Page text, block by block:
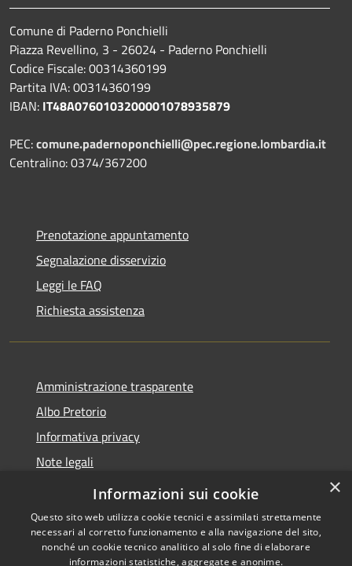
Comune di Paderno Ponchielli
Piazza Revellino, 3 - 26024 - Paderno Ponchielli
Codice Fiscale: 00314360199
Partita IVA: 00314360199
IBAN: IT48A0760103200001078935879
PEC:comune.padernoponchielli@pec.regione.lombardia.it
Centralino: 0374/367200
Prenotazione appuntamento
Segnalazione disservizio
Leggi le FAQ
Richiesta assistenza
Amministrazione trasparente
Albo Pretorio
Informativa privacy
Note legali
Dichiarazione di accessibilità 2025 ×
Informazioni sui cookie
Questo sito web utilizza cookie tecnici e assimilati strettamente
necessari al corretto funzionamento e alla navigazione del sito,
nonché un cookie tecnico analitico al solo fine di elaborare
informazioni statistiche, aggregate e anonime.